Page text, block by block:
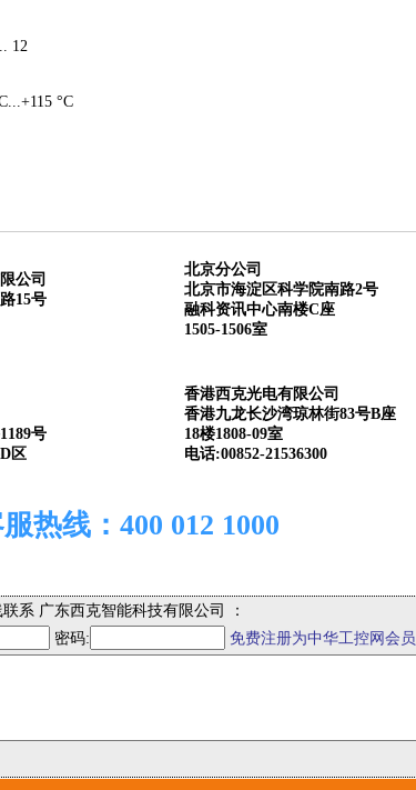
12
°C
公司
15号
北京分公司
北京市海淀区科学院南路2号
融科资讯中心南楼C座
1505-1506室
号
区
香港西克光电有限公司
香港九龙长沙湾琼林街83号B座
18楼1808-09室
电话:00852-21536300
热线：400 012 1000
系 广东西克智能科技有限公司 ：
密码: 免费注册为中华工控网会员